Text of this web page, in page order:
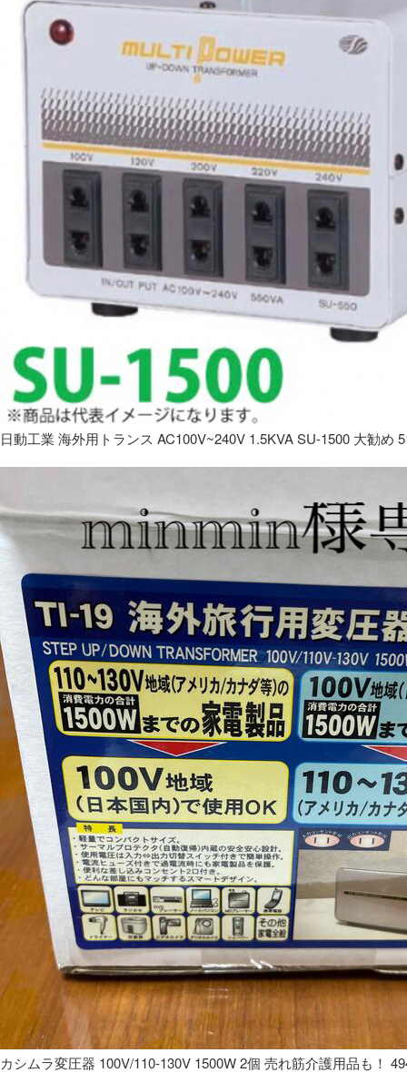
日動工業 海外用トランス AC100V~240V 1.5KVA SU-1500 大勧め
カシムラ変圧器 100V/110-130V 1500W 2個 売れ筋介護用品も！